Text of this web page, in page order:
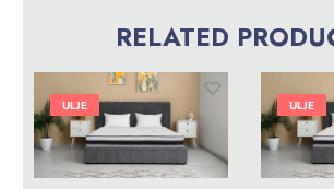
RELATED
ULJE ULJE